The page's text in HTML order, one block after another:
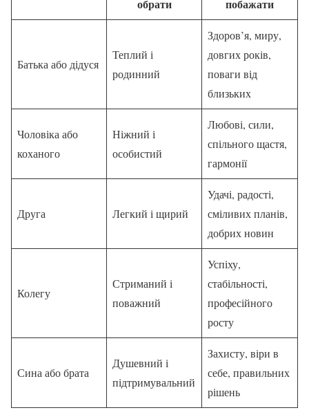
обрати побажати
Батька або дідуся
Теплий і
родинний
Здоров’я, миру,
довгих років,
поваги від
близьких
Чоловіка або
коханого
Ніжний і
особистий
Любові, сили,
спільного щастя,
гармонії
Друга Легкий і щирий
Удачі, радості,
сміливих планів,
добрих новин
Колегу
Стриманий і
поважний
Успіху,
стабільності,
професійного
росту
Сина або брата
Душевний і
підтримувальний
Захисту, віри в
себе, правильних
рішень